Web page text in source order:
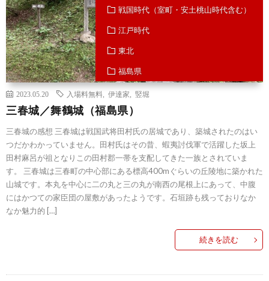
戦国時代（室町・安土桃山時代含む）
江戸時代
東北
福島県
2023.05.20 入場料無料 伊達家 竪堀
三春城／舞鶴城（福島県）
三春城の感想 三春城は戦国武将田村氏の居城であり、築城されたのはい
つだかわかっていません。田村氏はその昔、蝦夷討伐軍で活躍した坂上
田村麻呂が祖となりこの田村郡一帯を支配してきた一族とされていま
す。 三春城は三春町の中心部にある標高400mぐらいの丘陵地に築かれた
山城です。本丸を中心に二の丸と三の丸が南西の尾根上にあって、中腹
にはかつての家臣団の屋敷があったようです。石垣跡も残っておりなか
なか魅力的 […]
続きを読む